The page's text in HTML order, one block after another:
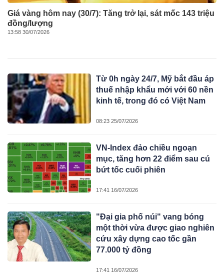
Giá vàng hôm nay (30/7): Tăng trở lại, sát mốc 143 triệu
đồng/lượng
13:58 30/07/2026
Từ 0h ngày 24/7, Mỹ bắt đầu áp
thuế nhập khẩu mới với 60 nền
kinh tế, trong đó có Việt Nam
08:23 25/07/2026
VN-Index đảo chiều ngoạn
mục, tăng hơn 22 điểm sau cú
bứt tốc cuối phiên
17:41 16/07/2026
"Đại gia phố núi" vang bóng
một thời vừa được giao nghiên
cứu xây dựng cao tốc gần
77.000 tỷ đồng
17:41 16/07/2026